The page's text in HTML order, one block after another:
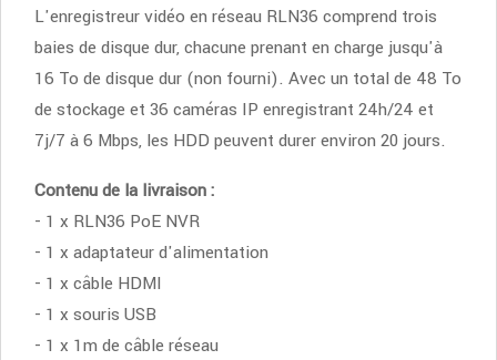
L'enregistreur vidéo en réseau RLN36 comprend trois
baies de disque dur, chacune prenant en charge jusqu'à
16 To de disque dur (non fourni). Avec un total de 48 To
de stockage et 36 caméras IP enregistrant 24h/24 et
7j/7 à 6 Mbps, les HDD peuvent durer environ 20 jours.
Contenu de la livraison :
- 1 x RLN36 PoE NVR
- 1 x adaptateur d'alimentation
- 1 x câble HDMI
- 1 x souris USB
- 1 x 1m de câble réseau